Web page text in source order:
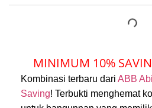
MINIMUM 10%
Kombinasi terbaru dari ABB
Saving! Terbukti menghemat